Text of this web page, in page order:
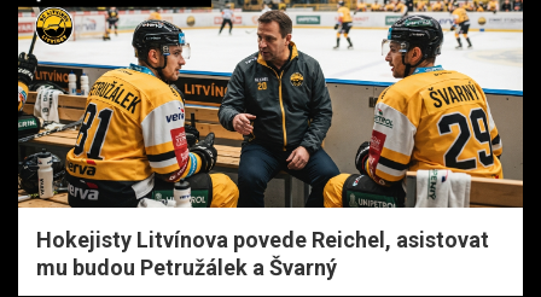
Hokejisty Litvínova povede Reichel, asistovat
mu budou Petružálek a Švarný